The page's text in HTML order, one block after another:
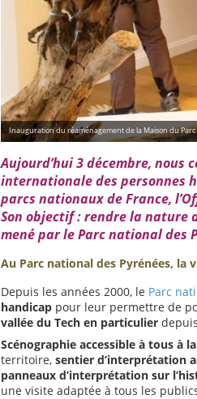
Inauguration du réaménagement de la Maison du
Aujourd’hui 3 décembre, nous
internationale des personnes
parcs nationaux de France,
Son objectif : rendre la nature
mené par le Parc national des
Au Parc national des Pyrénées, la
Depuis les années 2000, le Parc
handicap pour leur permettre de
vallée du Tech en particulier
Scénographie accessible à tous à
territoire, sentier d’interprétation
panneaux d’interprétation sur
une visite adaptée à tous les